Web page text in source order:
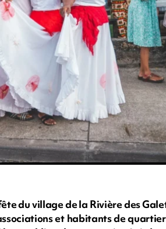
du village de la Rivière des
et habitants de